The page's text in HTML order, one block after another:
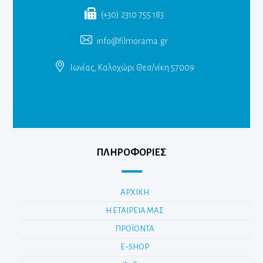
(+30) 2310 755 183
info@filmorama.gr
Ιωνίας, Καλοχώρι Θεσ/νίκη 57009
ΠΛΗΡΟΦΟΡΙΕΣ
ΑΡΧΙΚΗ
Η ΕΤΑΙΡΕΙΑ ΜΑΣ
ΠΡΟΪΟΝΤΑ
E-SHOP